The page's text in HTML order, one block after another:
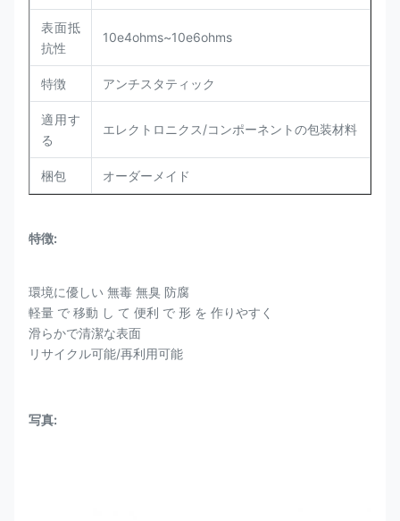
表面抵
抗性
10e4ohms~10e6ohms
特徴 アンチスタティック
適用す
る
エレクトロニクス/コンポーネントの包装材料
梱包 オーダーメイド
特徴:
環境に優しい 無毒 無臭 防腐
軽量 で 移動 し て 便利 で 形 を 作りやすく
滑らかで清潔な表面
リサイクル可能/再利用可能
写真: